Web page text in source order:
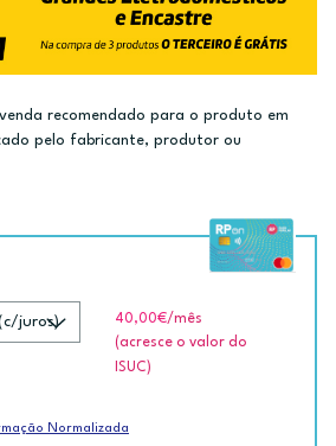
recomendado para o produto em
pelo fabricante, produtor ou
40,00€/mês
(acresce o valor do
ISUC)
Normalizada